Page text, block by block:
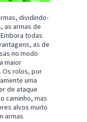
dividindo-
as armas de
todas
as de
no modo
maior
rolos, por
uma
de ataque
caminho, mas
alvos muito
armas